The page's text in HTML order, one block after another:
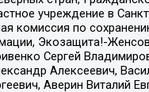
учреждение в
комиссия по
Экозащита!-
Сергей
Алексеевич,
Аверин Виталий